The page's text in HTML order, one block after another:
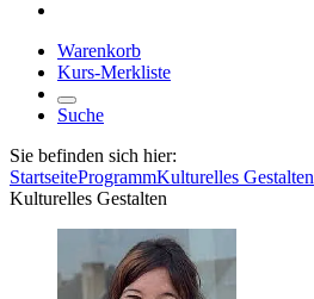
Warenkorb
Kurs-Merkliste
Suche
Sie befinden sich hier:
StartseiteProgrammKulturelles Gestalten
Kulturelles Gestalten